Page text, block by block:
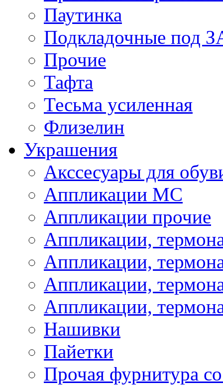
Паутинка
Подкладочные под
Прочие
Тафта
Тесьма усиленная
Флизелин
Украшения
Акссесуары для
Аппликации МС
Аппликации прочие
Аппликации,
Аппликации,
Аппликации,
Аппликации,
Нашивки
Пайетки
Прочая фурнитура